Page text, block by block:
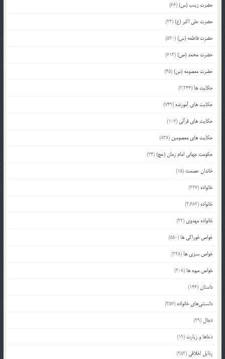
حضرت زینب (س)(66)
حضرت علی اکبر (ع)(23)
حضرت فاطمه (س)(530)
حضرت محمد (ص)(613)
حضرت معصومه (س)(45)
حکایت ها (2,244)
حکایت های آموزنده (749)
حکایت های قرآنی (107)
حکایت های معصومین (838)
حکومت جهانی امام زمان (عج)(24)
خاندان عصمت (15)
خانواده (227)
خانواده (2,682)
خانواده مهدوی (22)
خواص خوراکی ها (550)
خواص سبزی ها (228)
خواص میوه ها (308)
داستان(146)
دانستنی‌های خانواده (357)
دجال (29)
دعاها و زیارت (19)
رذایل اخلاقی (252)